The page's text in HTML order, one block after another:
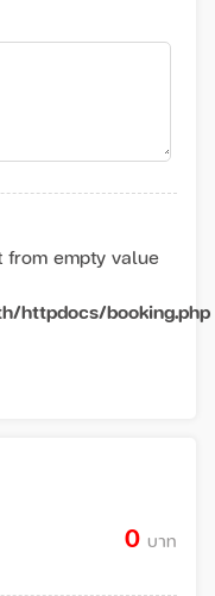
empty value
httpdocs/booking.php
0 บาท